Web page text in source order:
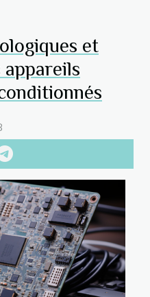
et
appareils